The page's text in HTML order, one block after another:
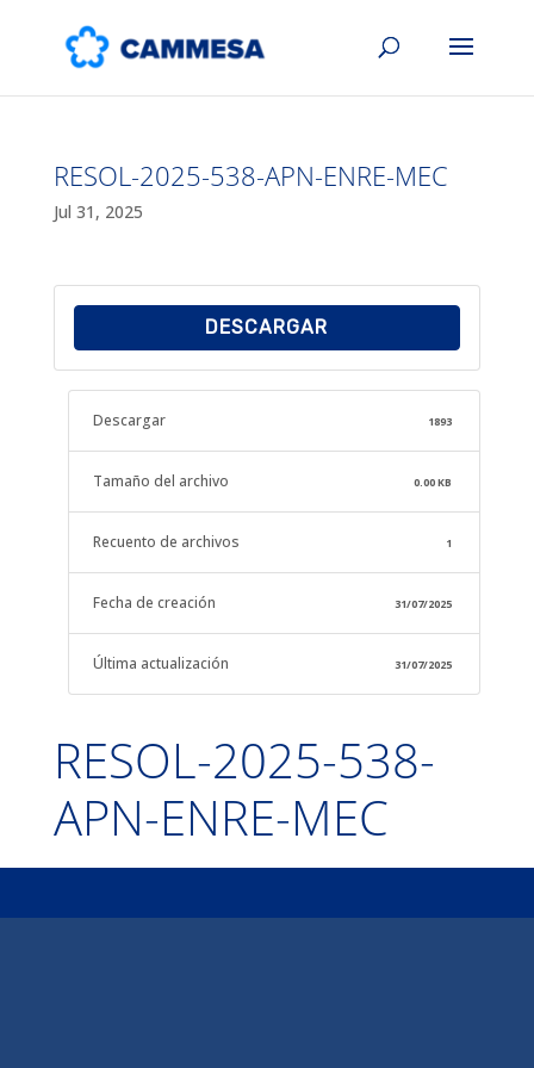
RESOL-2025-538-APN-ENRE-MEC
Jul 31, 2025
DESCARGAR
Descargar 1893
Tamaño del archivo 0.00 KB
Recuento de archivos 1
Fecha de creación 31/07/2025
Última actualización 31/07/2025
RESOL-2025-538-
APN-ENRE-MEC